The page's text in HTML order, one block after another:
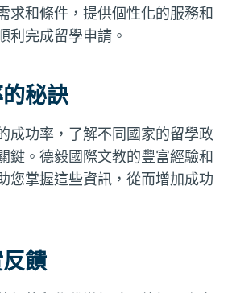
求和條件，提供個性化的服務和
利完成留學申請。
秘訣
成功率，了解不同國家的留學政
鍵。德毅國際文教的豐富經驗和
您掌握這些資訊，從而增加成功
饋